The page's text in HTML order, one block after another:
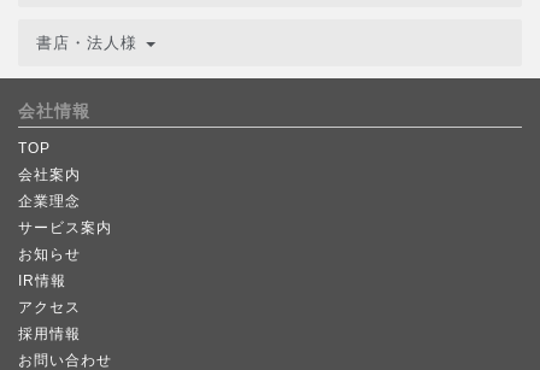
書店・法人様
会社情報
TOP
会社案内
企業理念
サービス案内
お知らせ
IR情報
アクセス
採用情報
お問い合わせ